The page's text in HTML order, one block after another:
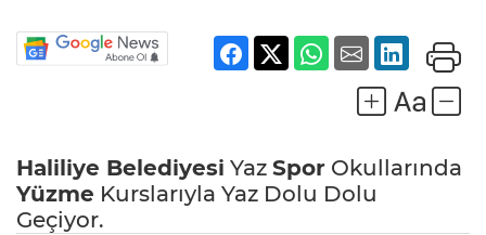
Haliliye Belediyesi Yaz Spor Okullarında
Yüzme Kurslarıyla Yaz Dolu Dolu
Geçiyor.